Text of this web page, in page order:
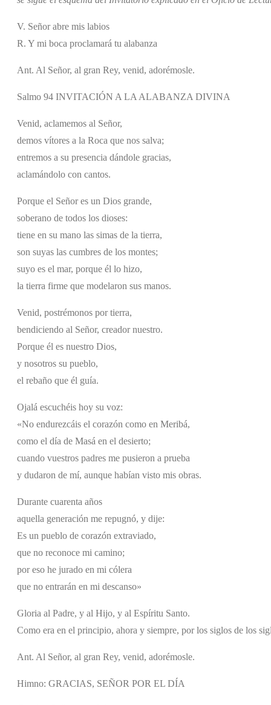
V. Señor abre mis labios
R. Y mi boca proclamará tu alabanza
Ant. Al Señor, al gran Rey, venid, adorémosle.
Salmo 94 INVITACIÓN A LA ALABANZA DIVINA
Venid, aclamemos al Señor,
demos vítores a la Roca que nos salva;
entremos a su presencia dándole gracias,
aclamándolo con cantos.
Porque el Señor es un Dios grande,
soberano de todos los dioses:
tiene en su mano las simas de la tierra,
son suyas las cumbres de los montes;
suyo es el mar, porque él lo hizo,
la tierra firme que modelaron sus manos.
Venid, postrémonos por tierra,
bendiciendo al Señor, creador nuestro.
Porque él es nuestro Dios,
y nosotros su pueblo,
el rebaño que él guía.
Ojalá escuchéis hoy su voz:
«No endurezcáis el corazón como en Meribá,
como el día de Masá en el desierto;
cuando vuestros padres me pusieron a prueba
y dudaron de mí, aunque habían visto mis obras.
Durante cuarenta años
aquella generación me repugnó, y dije:
Es un pueblo de corazón extraviado,
que no reconoce mi camino;
por eso he jurado en mi cólera
que no entrarán en mi descanso»
Gloria al Padre, y al Hijo, y al Espíritu Santo.
Como era en el principio, ahora y siempre, por los siglos de los
Ant. Al Señor, al gran Rey, venid, adorémosle.
Himno: GRACIAS, SEÑOR POR EL DÍA